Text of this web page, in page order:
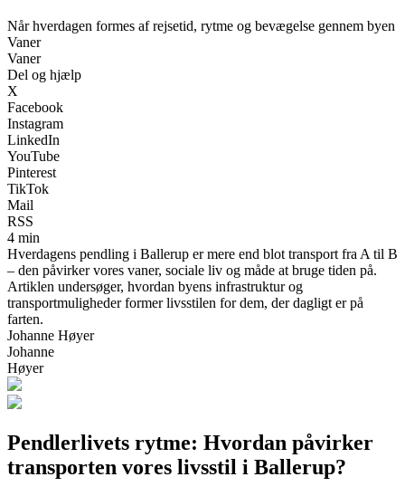
Når hverdagen formes af rejsetid, rytme og bevægelse gennem byen
Vaner
Vaner
Del og hjælp
X
Facebook
Instagram
LinkedIn
YouTube
Pinterest
TikTok
Mail
RSS
4 min
Hverdagens pendling i Ballerup er mere end blot transport fra A til B
– den påvirker vores vaner, sociale liv og måde at bruge tiden på.
Artiklen undersøger, hvordan byens infrastruktur og
transportmuligheder former livsstilen for dem, der dagligt er på
farten.
Johanne Høyer
Johanne
Høyer
Pendlerlivets rytme: Hvordan påvirker
transporten vores livsstil i Ballerup?